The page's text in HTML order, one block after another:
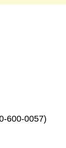
600-0057)